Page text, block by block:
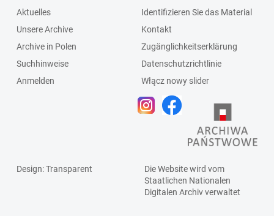
Aktuelles
Unsere Archive
Archive in Polen
Suchhinweise
Anmelden
Identifizieren Sie das Material
Kontakt
Zugänglichkeitserklärung
Datenschutzrichtlinie
Włącz nowy slider
Design: Transparent
Die Website wird vom
Staatlichen Nationalen
Digitalen Archivverwaltet